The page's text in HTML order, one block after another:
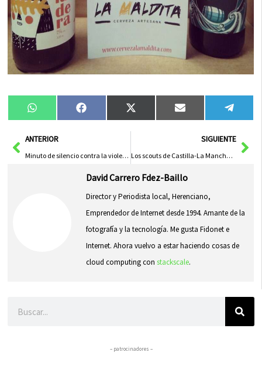
Compartir
en
WhatsAppCompartir
en
FacebookCompartir
en
X
(Twitter)
Compartir
en
Email
en
AntANTERIOR
Minuto de silencio contra la violencia de género en Herencia
SIGUIENTE
Los scouts de Castilla-La Mancha se reunieron en Herencia
David Carrero Fdez-Baillo
Director y Periodista local, Herenciano,
Emprendedor de Internet desde 1994. Amante de la
fotografía y la tecnología. Me gusta Fidonet e
Internet. Ahora vuelvo a estar haciendo cosas de
cloud computing con stackscale.
– patrocinadores –